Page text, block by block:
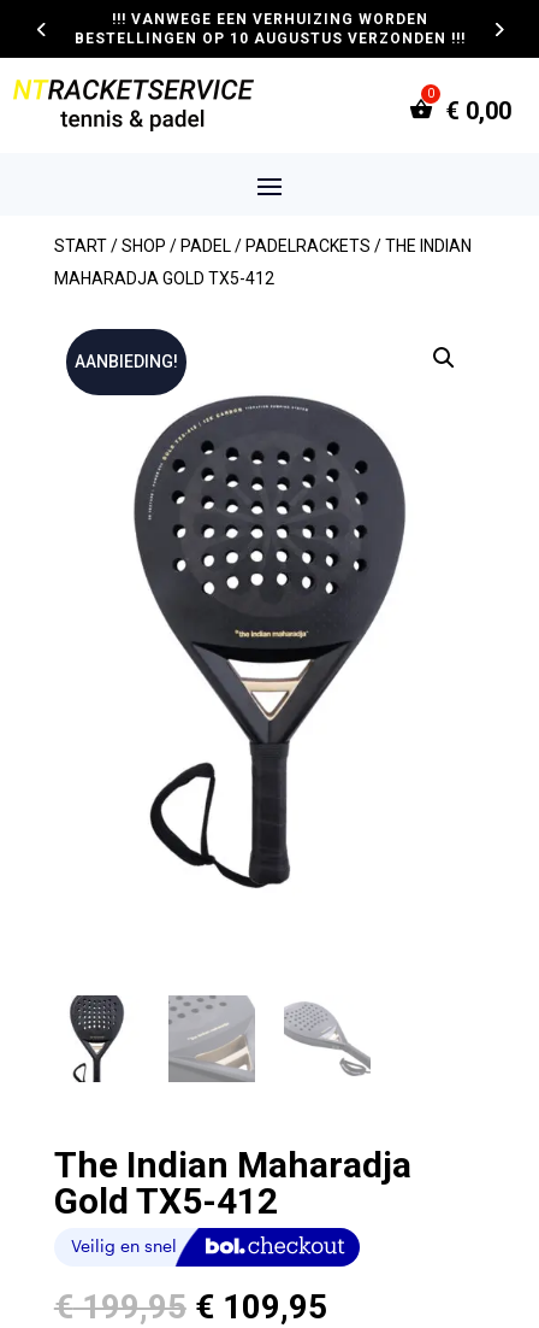
!!! VANWEGE EEN VERHUIZING WORDEN
BESTELLINGEN OP 10 AUGUSTUS VERZONDEN !!!
€ 0,00
START/SHOP / PADEL / PADELRACKETS / THE INDIAN
MAHARADJA GOLD TX5-412
AANBIEDING!
The Indian Maharadja
Gold TX5-412
€199,95 Oorspronkelijke
€109,95Huidige